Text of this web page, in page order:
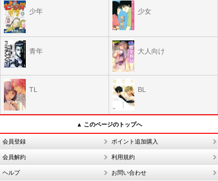
少年 少女
青年 大人向け
TL BL
▲ このページのトップへ
会員登録 ポイント追加購入
会員解約 利用規約
ヘルプ お問い合わせ